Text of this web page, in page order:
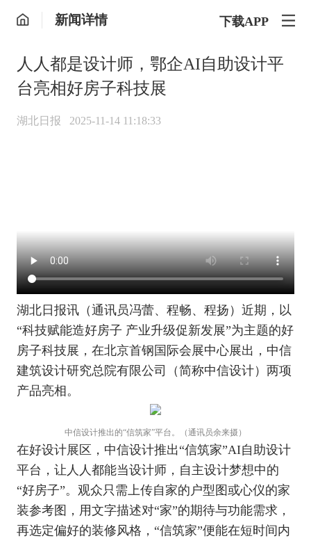
新闻详情 下载APP
人人都是设计师，鄂企AI自助设计平
台亮相好房子科技展
湖北日报 2025-11-14 11:18:33
湖北日报讯（通讯员冯蕾、程畅、程扬）近期，以
“科技赋能造好房子 产业升级促新发展”为主题的好
房子科技展，在北京首钢国际会展中心展出，中信
建筑设计研究总院有限公司（简称中信设计）两项
产品亮相。
中信设计推出的“信筑家”平台。（通讯员余来摄）
在好设计展区，中信设计推出“信筑家”AI自助设计
平台，让人人都能当设计师，自主设计梦想中的
“好房子”。观众只需上传自家的户型图或心仪的家
装参考图，用文字描述对“家”的期待与功能需求，
再选定偏好的装修风格，“信筑家”便能在短时间内